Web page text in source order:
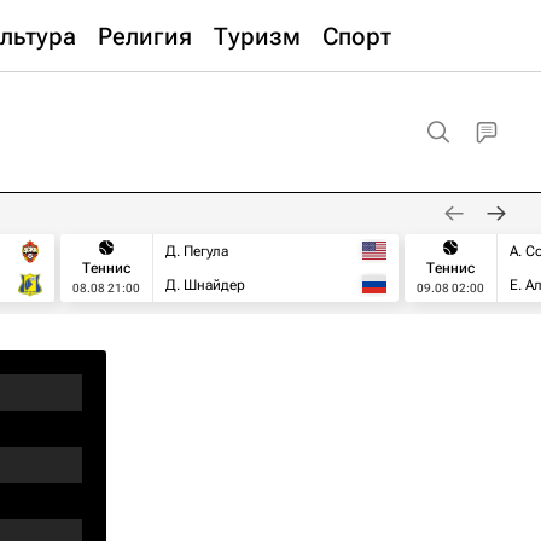
Религия Туризм Спорт
Теннис
08.08 21:00
Д. Пегула
Д. Шнайдер
Теннис
09.08 02:00
А.
Е.